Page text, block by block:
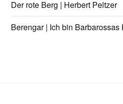
Der rote Berg | Herbert Peltzer
Berengar | Ich bin